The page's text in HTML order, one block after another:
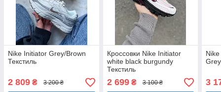
Nike Initiator Grey/Brown
Текстиль
2 809 ₴ 3 200 ₴
Кроссовки Nike Initiator
white black burgundy
Текстиль
2 699₴ 3 100 ₴ 3